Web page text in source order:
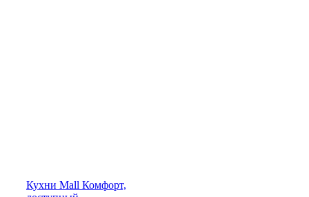
Кухни Mall Комфорт,